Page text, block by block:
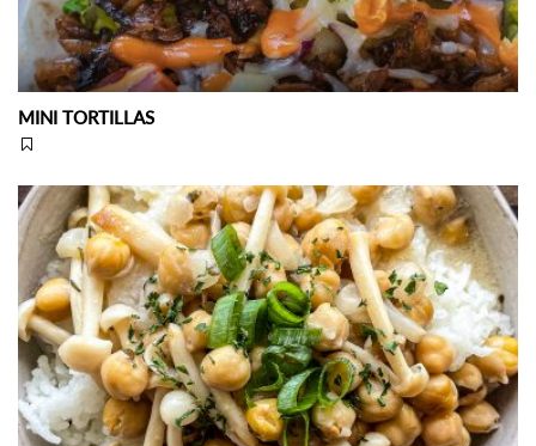
MINI TORTILLAS